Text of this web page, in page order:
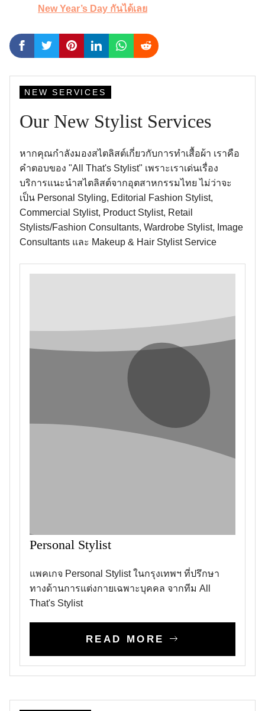
New Year’s Day กันได้เลย
NEW SERVICES
Our New Stylist Services
หากคุณกำลังมองสไตลิสต์เกี่ยวกับการทำเสื้อผ้า เราคือ
คำตอบของ "All That's Stylist" เพราะเราเด่นเรื่อง
บริการแนะนำสไตลิสต์จากอุตสาหกรรมไทย ไม่ว่าจะ
เป็น Personal Styling, Editorial Fashion Stylist,
Commercial Stylist, Product Stylist, Retail
Stylists/Fashion Consultants, Wardrobe Stylist, Image
Consultants และ Makeup & Hair Stylist Service
Personal Stylist
แพคเกจ Personal Stylist ในกรุงเทพฯ ที่ปรึกษา
ทางด้านการแต่งกายเฉพาะบุคคล จากทีม All
That's Stylist
READ MORE